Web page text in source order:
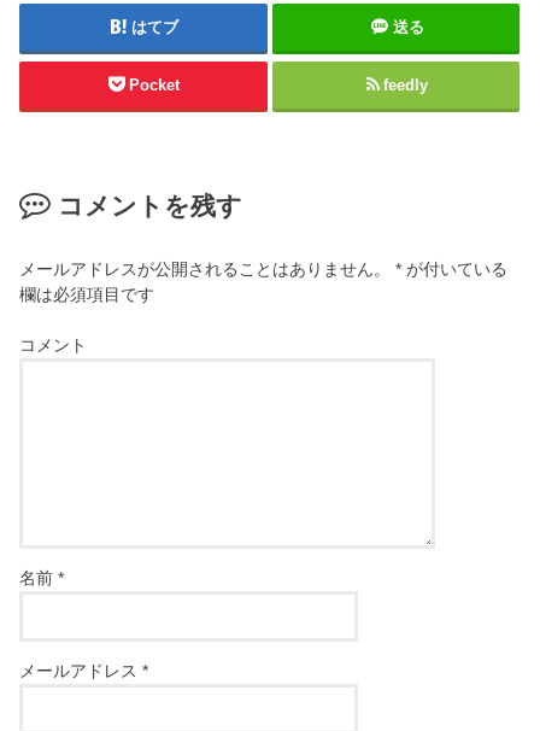
はてブ 送る
Pocket feedly
コメントを残す
メールアドレスが公開されることはありません。 * が付いている
欄は必須項目です
コメント
名前*
メールアドレス*